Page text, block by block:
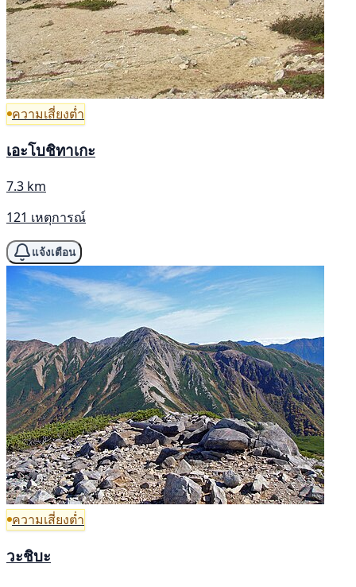
ความเสี่ยงต่ำ
เอะโบชิทาเกะ
7.3 km
121 เหตุการณ์
แจ้งเตือน
ความเสี่ยงต่ำ
วะชิบะ